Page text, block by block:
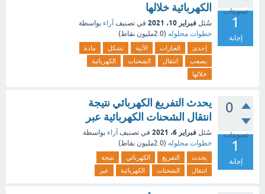
تصويتات
1
إجابة
الكهربائية خلالها
سُئل فبراير 10، 2021 في تصنيف آراء بواسطة
خطوات محلوله (2.0مليون نقاط)
إحدى العبارات الآتية تشكل
مادة
يصعب
انتقال الشحنات
الكهربائية
خلالها
0
تصويتات
1
إجابة
يحدث التفريغ الكهربائي نتيجة
انتقال الشحنات الكهربائية عبر
سُئل فبراير 6، 2021 في تصنيف آراء بواسطة
خطوات محلوله (2.0مليون نقاط)
يحدث التفريغ الكهربائي
نتيجة
انتقال
الشحنات الكهربائية عبر